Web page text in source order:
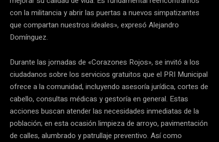
con la militancia y abrir las puertas a nuevos simpatizantes
que compartan nuestros ideales», expresó Alejandro
Domínguez.
Durante las jornadas de «Corazones Rojos», se invitó a los
ciudadanos sobre los servicios gratuitos que el PRI Municipal
ofrece a la comunidad, incluyendo asesoría jurídica, cortes de
cabello, consultas médicas y gestoría en general. Estas
acciones buscan atender las necesidades inmediatas de la
población; en esta ocasión limpieza de arroyo, pavimentación
de calles, alumbrado y patrullaje preventivo. Así como